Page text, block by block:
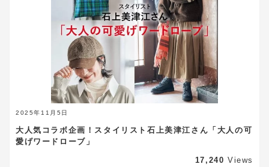
2025年11月5日
大人気コラボ企画！スタイリスト石上美津江さん「大人の可
愛げワードローブ」
17,240 Views